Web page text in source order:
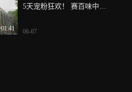
01:41
5天宠粉狂欢！ 赛百味中国
+店
06-07